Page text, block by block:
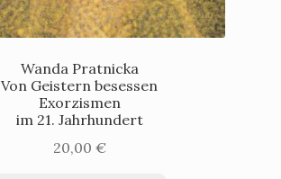
Wanda Pratnicka
Von Geistern besessen
Exorzismen
im 21. Jahrhundert
20,00 €